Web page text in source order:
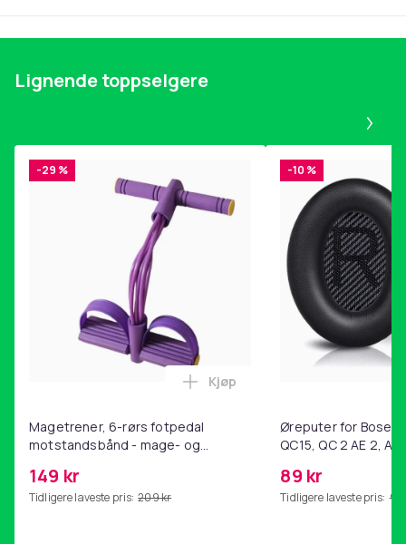
6535c835-4533-4ad2-ae38-7fc1fb6078ee
Lignende toppselgere
-29 %
Magetrener, 6-rørs fotpedal
motstandsbånd - mage- og
hjemmegymnastikk Purple
149 kr
Tidligere laveste pris: 209 kr
Legg Magetrener, 6-rørs
Kjøp
-10 %
Øreputer for Bose
QC15, QC 2 AE 2, AE
89 kr
Tidligere laveste pris: 99